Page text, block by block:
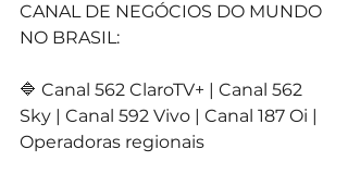
CANAL DE NEGÓCIOS DO MUNDO
NO BRASIL:
🔷 Canal 562 ClaroTV+ | Canal 562
Sky | Canal 592 Vivo | Canal 187 Oi |
Operadoras regionais